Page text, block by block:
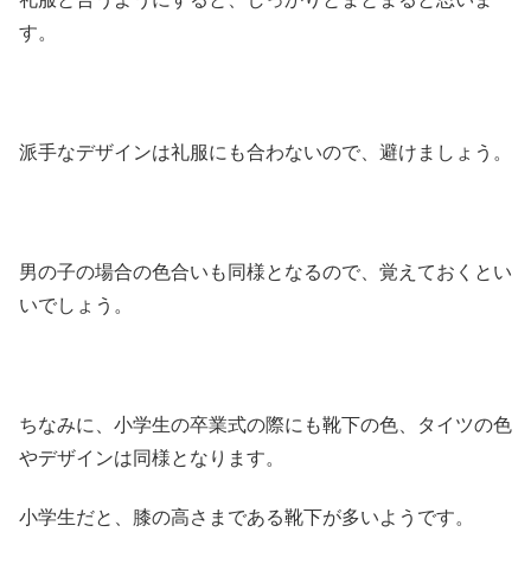
す。
派手なデザインは礼服にも合わないので、避けましょう。
男の子の場合の色合いも同様となるので、覚えておくとい
いでしょう。
ちなみに、小学生の卒業式の際にも靴下の色、タイツの色
やデザインは同様となります。
小学生だと、膝の高さまである靴下が多いようです。